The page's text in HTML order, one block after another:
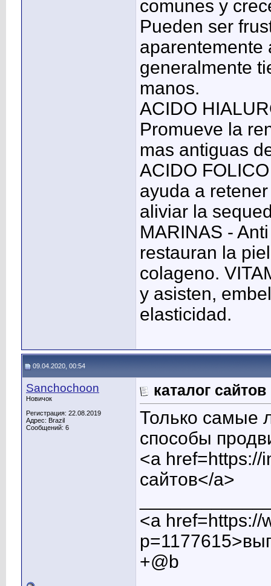
comunes y
Pueden ser
aparentemente
generalmente
manos.
ACIDO
Promueve la
mas antiguas
ACIDO
ayuda a
aliviar la
MARINAS -
restauran la
colageno.
y asisten,
elasticidad.
09.04.2020, 00:54
Sanchochoon
Новичок
Регистрация: 22.08.2019
Адрес: Brazil
Сообщений: 6
каталог сайтов
Только самые
способы
<a href=https://
сайтов</a>
<a href=https://
+@b